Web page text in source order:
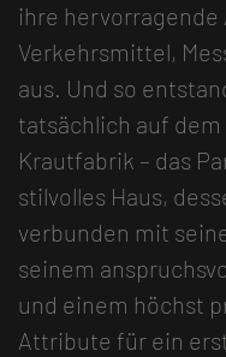
ihre
Verkehrsmittel,
aus. Und so
tatsächlich auf
Krautfabrik – das
stilvolles Haus,
verbunden mit
seinem
und einem höchst
Attribute für ein